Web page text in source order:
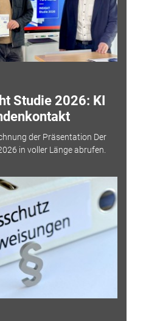
Studie 2026: KI
der Präsentation Der
in voller Länge abrufen.